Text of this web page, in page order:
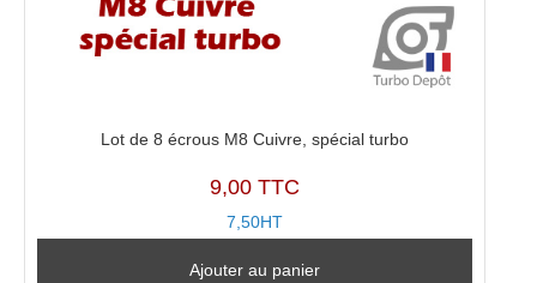
Lot de 8 écrous M8 Cuivre, spécial turbo
9,00 TTC
7,50HT
Ajouter au panier